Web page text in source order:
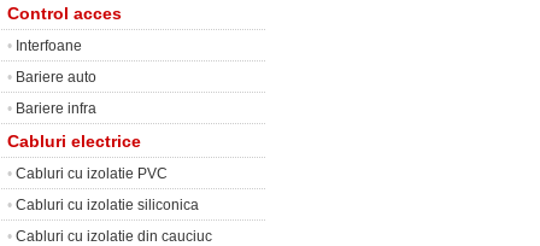
Control acces
• Interfoane
• Bariere auto
• Bariere infra
Cabluri electrice
• Cabluri cu izolatie PVC
• Cabluri cu izolatie siliconica
• Cabluri cu izolatie din cauciuc